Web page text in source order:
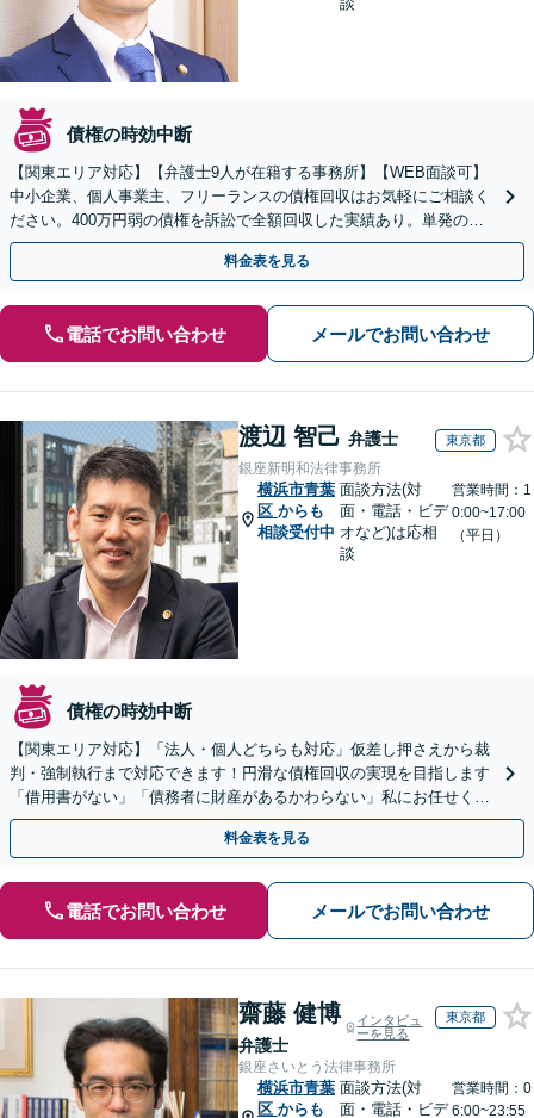
債権の時効中断
【関東エリア対応】【弁護士9人が在籍する事務所】【WEB面談可】
中小企業、個人事業主、フリーランスの債権回収はお気軽にご相談く
ださい。400万円弱の債権を訴訟で全額回収した実績あり。単発のご
依頼から、顧問契約まで対応しております
料金表を見る
電話でお問い合わせ メールでお問い合わせ
渡辺 智己 弁護士 東京都
銀座新明和法律事務所
横浜市青葉
区 からも
相談受付中
面談方法(対
面・電話・ビデ
オなど)は応相
談
営業時間：1
0:00~17:00
（平日）
債権の時効中断
【関東エリア対応】「法人・個人どちらも対応」仮差し押さえから裁
判・強制執行まで対応できます！円滑な債権回収の実現を目指します
「借用書がない」「債務者に財産があるかわらない」私にお任せくだ
さい！【分割払いあり】【休日・夜間相談可】
料金表を見る
電話でお問い合わせ メールでお問い合わせ
齋藤 健博
弁護士
インタビュ
ーを見る
東京都
銀座さいとう法律事務所
横浜市青葉
区 からも
面談方法(対
面・電話・ビデ
営業時間：0
6:00~23:55